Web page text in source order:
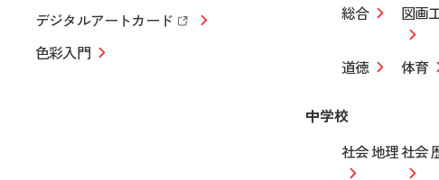
デジタルアートカード
色彩入門
総合
図画
道徳 体育
中学校
社会 地理社会